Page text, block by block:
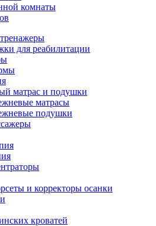
комнаты
для реабилитации
матрас и подушки
матрасы
подушки
и корректоры осанки
кроватей